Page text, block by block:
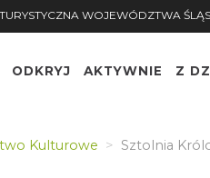
WOJEWÓDZTWA
ODKRYJ AKTYWNIE Z
Kulturowe Sztolnia